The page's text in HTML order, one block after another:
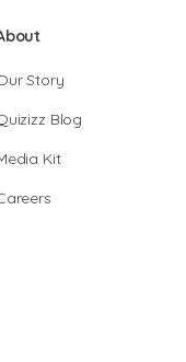
Story
Blog
Kit